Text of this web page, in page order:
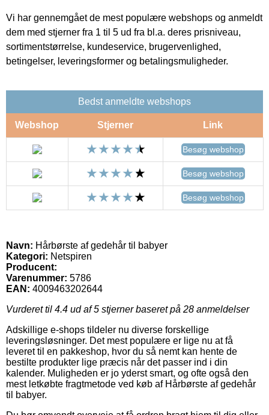
Vi har gennemgået de mest populære webshops og anmeldt
dem med stjerner fra 1 til 5 ud fra bl.a. deres prisniveau,
sortimentstørrelse, kundeservice, brugervenlighed,
betingelser, leveringsformer og betalingsmuligheder.
Bedst anmeldte webshops
Webshop Stjerner Link
Besøg webshop
Besøg webshop
Besøg webshop
Navn: Hårbørste af gedehår til babyer
Kategori: Netspiren
Producent:
Varenummer: 5786
EAN: 4009463202644
Vurderet til 4.4 ud af 5 stjerner baseret på 28 anmeldelser
Adskillige e-shops tildeler nu diverse forskellige
leveringsløsninger. Det mest populære er lige nu at få
leveret til en pakkeshop, hvor du så nemt kan hente de
bestilte produkter lige præcis når det passer ind i din
kalender. Muligheden er jo yderst smart, og ofte også den
mest letkøbte fragtmetode ved køb af Hårbørste af gedehår
til babyer.